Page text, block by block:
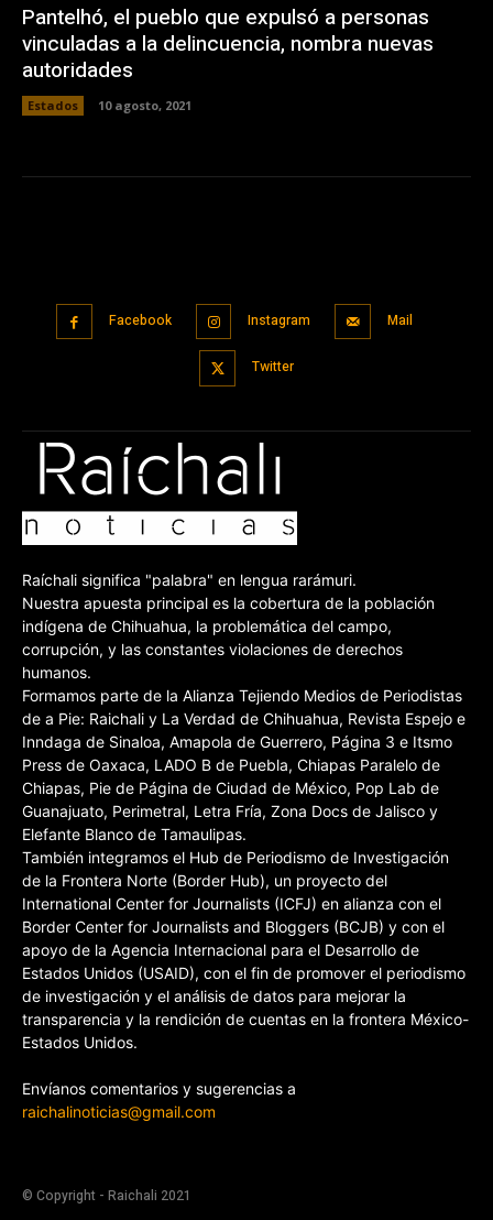
Pantelhó, el pueblo que expulsó a personas
vinculadas a la delincuencia, nombra nuevas
autoridades
Estados 10 agosto, 2021
Facebook Instagram Mail
Twitter
Raíchali significa "palabra" en lengua rarámuri.
Nuestra apuesta principal es la cobertura de la población
indígena de Chihuahua, la problemática del campo,
corrupción, y las constantes violaciones de derechos
humanos.
Formamos parte de la Alianza Tejiendo Medios de Periodistas
de a Pie: Raichali y La Verdad de Chihuahua, Revista Espejo e
Inndaga de Sinaloa, Amapola de Guerrero, Página 3 e Itsmo
Press de Oaxaca, LADO B de Puebla, Chiapas Paralelo de
Chiapas, Pie de Página de Ciudad de México, Pop Lab de
Guanajuato, Perimetral, Letra Fría, Zona Docs de Jalisco y
Elefante Blanco de Tamaulipas.
También integramos el Hub de Periodismo de Investigación
de la Frontera Norte (Border Hub), un proyecto del
International Center for Journalists (ICFJ) en alianza con el
Border Center for Journalists and Bloggers (BCJB) y con el
apoyo de la Agencia Internacional para el Desarrollo de
Estados Unidos (USAID), con el fin de promover el periodismo
de investigación y el análisis de datos para mejorar la
transparencia y la rendición de cuentas en la frontera México-
Estados Unidos.
Envíanos comentarios y sugerencias a
raichalinoticias@gmail.com
© Copyright - Raichali 2021